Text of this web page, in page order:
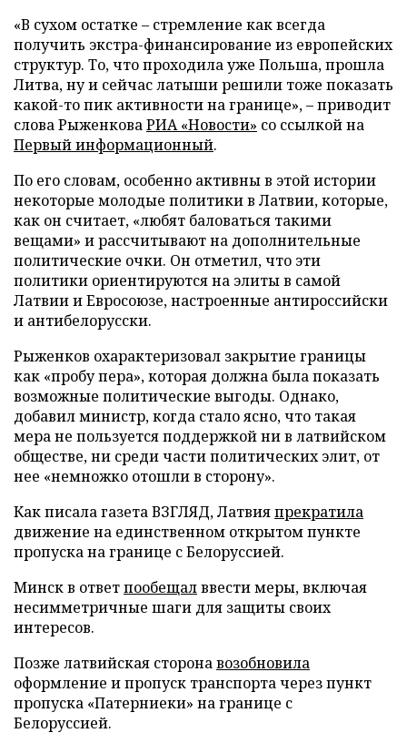
«В сухом остатке – стремление как всегда
получить экстра-финансирование из европейских
структур. То, что проходила уже Польша, прошла
Литва, ну и сейчас латыши решили тоже показать
какой-то пик активности на границе», – приводит
слова РыженковаРИА «Новости» со ссылкой на
Первый информационный.
По его словам, особенно активны в этой истории
некоторые молодые политики в Латвии, которые,
как он считает, «любят баловаться такими
вещами» и рассчитывают на дополнительные
политические очки. Он отметил, что эти
политики ориентируются на элиты в самой
Латвии и Евросоюзе, настроенные антироссийски
и антибелорусски.
Рыженков охарактеризовал закрытие границы
как «пробу пера», которая должна была показать
возможные политические выгоды. Однако,
добавил министр, когда стало ясно, что такая
мера не пользуется поддержкой ни в латвийском
обществе, ни среди части политических элит, от
нее «немножко отошли в сторону».
Как писала газета ВЗГЛЯД, Латвияпрекратила
движение на единственном открытом пункте
пропуска на границе с Белоруссией.
Минск в ответпообещалввести меры, включая
несимметричные шаги для защиты своих
интересов.
Позже латвийская сторонавозобновила
оформление и пропуск транспорта через пункт
пропуска «Патерниеки» на границе с
Белоруссией.